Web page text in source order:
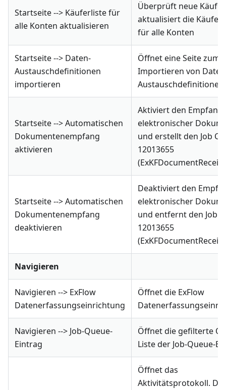
Startseite --> Käuferliste für
alle Konten aktualisieren
Überprüft neue
aktualisiert die
für alle Konten
Startseite --> Daten-
Austauschdefinitionen
importieren
Öffnet eine Seite zum
Importieren von
Austauschdefinitionen
Startseite --> Automatischen
Dokumentenempfang
aktivieren
Aktiviert den Empfang
elektronischer
und erstellt den Job CU
12013655
Startseite --> Automatischen
Dokumentenempfang
deaktivieren
Deaktiviert den
elektronischer
und entfernt den Job
12013655
Navigieren
Navigieren --> ExFlow
Datenerfassungseinrichtung
Öffnet die ExFlow
Navigieren --> Job-Queue-
Eintrag
Öffnet die gefilterte
Liste der Job-Queue-
Öffnet das
Aktivitätsprotokoll.